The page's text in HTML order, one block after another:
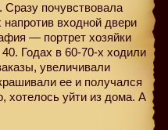
почувствовала
входной двери
— портрет хозяйки
Годах в 60-70-х ходили
увеличивали
ее и получался
хотелось уйти из дома. А